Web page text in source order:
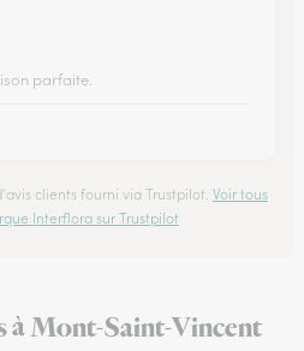
parfaite.
clients fourni via Trustpilot. Voir tous
Interflora sur Trustpilot
à Mont-Saint-Vincent